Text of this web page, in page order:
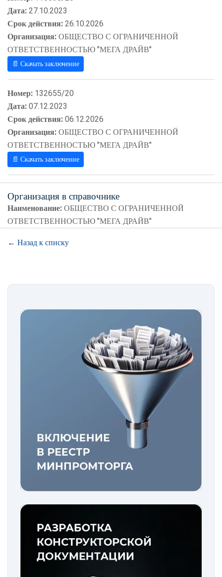
Дата:27.10.2023
Срок действия:26.10.2026
Организация:ОБЩЕСТВО С ОГРАНИЧЕННОЙ
ОТВЕТСТВЕННОСТЬЮ "МЕГА ДРАЙВ"
📄 Скачать заключение
Номер: 132655/20
Дата:07.12.2023
Срок действия:06.12.2026
Организация:ОБЩЕСТВО С ОГРАНИЧЕННОЙ
ОТВЕТСТВЕННОСТЬЮ "МЕГА ДРАЙВ"
📄 Скачать заключение
Организация в справочнике
Наименование:ОБЩЕСТВО С ОГРАНИЧЕННОЙ
ОТВЕТСТВЕННОСТЬЮ "МЕГА ДРАЙВ"
← Назад к списку